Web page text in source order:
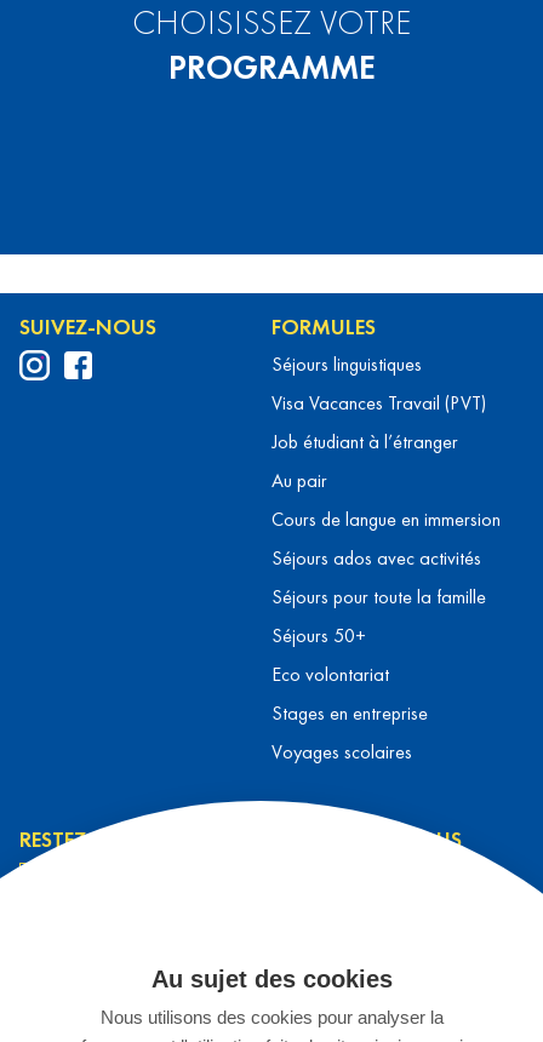
CHOISISSEZ VOTRE
PROGRAMME
SUIVEZ-NOUS FORMULES
Séjours linguistiques
Visa Vacances Travail (PVT)
Job étudiant à l’étranger
Au pair
Cours de langue en immersion
Séjours ados avec activités
Séjours pour toute la famille
Séjours 50+
Eco volontariat
Stages en entreprise
Voyages scolaires
RESTEZ INFORMÉ
confidentialité *
CONTACTEZ-NOUS
S'inscrire à un séjour
Espace Enseignants
Au sujet des cookies
Nous utilisons des cookies pour analyser la